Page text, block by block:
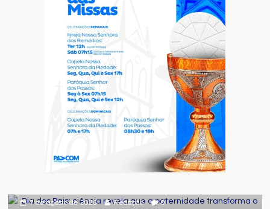
Dia dos Pais: ciência revela que a
paternidade transforma o cérebro
7 de agosto de 2026 Redação 0